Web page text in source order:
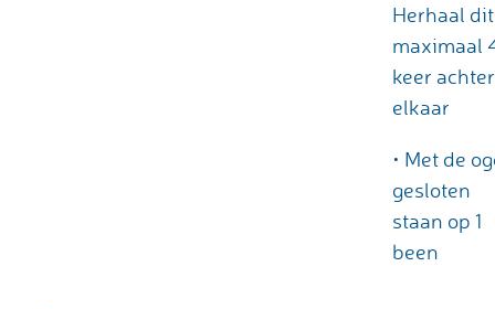
Herhaal dit
maximaal
keer achter
elkaar
• Met de
gesloten
staan op 1
been